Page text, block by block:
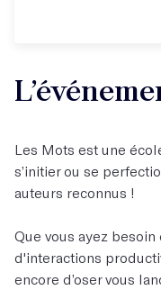
Les Mots est une
s’initier ou se
auteurs reconnus !
Que vous ayez
d'interactions
encore d’oser vous